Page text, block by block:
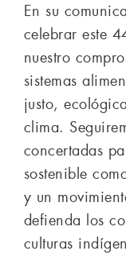
En su
celebrar este
nuestro
sistemas
justo,
clima.
concertadas
sostenible
y un
defienda los
culturas